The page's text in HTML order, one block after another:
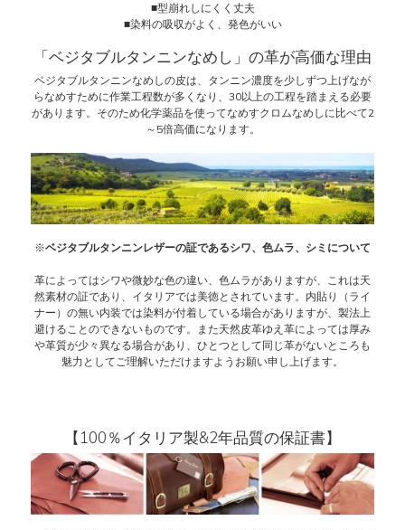
■型崩れしにくく丈夫
■染料の吸収がよく、発色がいい
「ベジタブルタンニンなめし」の革が高価な理由
ベジタブルタンニンなめしの皮は、タンニン濃度を少しずつ上げなが
らなめすために作業工程数が多くなり、30以上の工程を踏まえる必要
があります。そのため化学薬品を使ってなめすクロムなめしに比べて2
～5倍高価になります。
※ベジタブルタンニンレザーの証であるシワ、色ムラ、シミについて
革によってはシワや微妙な色の違い、色ムラがありますが、これは天
然素材の証であり、イタリアでは美徳とされています。内貼り（ライ
ナー）の無い内装では染料が付着している場合がありますが、製法上
避けることのできないものです。また天然皮革ゆえ革によっては厚み
や革質が少々異なる場合があり、ひとつとして同じ革がないところも
魅力としてご理解いただけますようお願い申し上げます。
【100％イタリア製&2年品質の保証書】